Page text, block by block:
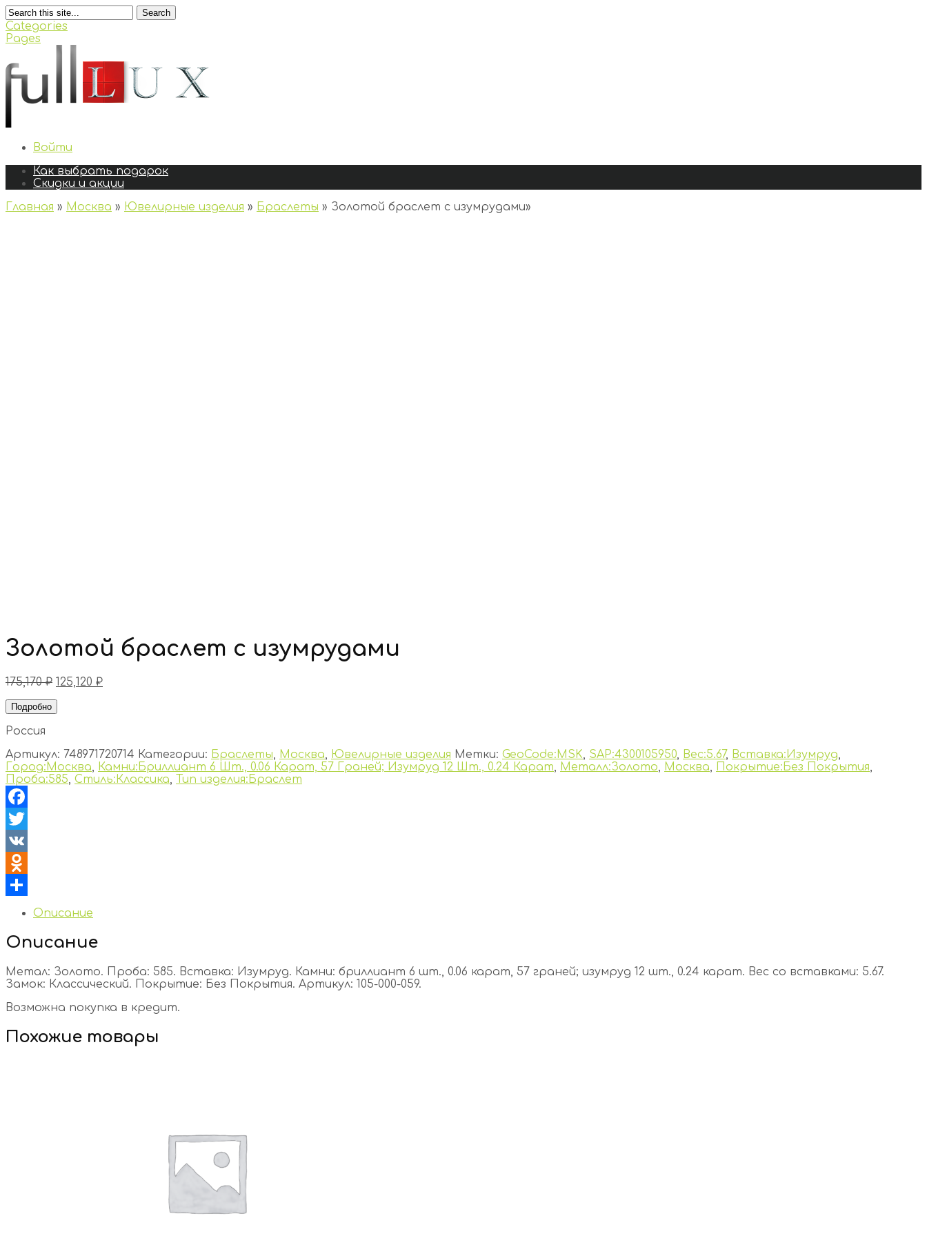
Search
Categories
Pages
Войти
Как выбрать подарок
Скидки и акции
Главная » Москва » Ювелирные изделия » Браслеты » Золотой браслет с изумрудами»
Золотой браслет с изумрудами
175,170₽ 125,120 ₽
Подробно
Россия
Артикул: 748971720714 Категории: Браслеты, Москва, Ювелирные изделия Метки: GeoCode:MSK, SAP:4300105950, Вес:5.67, Вставка:Изумруд,
Город:Москва, Камни:Бриллиант 6 Шт., 0.06 Карат, 57 Граней; Изумруд 12 Шт., 0.24 Карат, Металл:Золото, Москва, Покрытие:Без Покрытия,
Проба:585, Стиль:Классика, Тип изделия:Браслет
Facebook
Twitter
VK
Odnoklassniki
Отправить
Описание
Описание
Метал: Золото. Проба: 585. Вставка: Изумруд. Камни: бриллиант 6 шт., 0.06 карат, 57 граней; изумруд 12 шт., 0.24 карат. Вес со вставками: 5.67.
Замок: Классический. Покрытие: Без Покрытия. Артикул: 105-000-059.
Возможна покупка в кредит.
Похожие товары